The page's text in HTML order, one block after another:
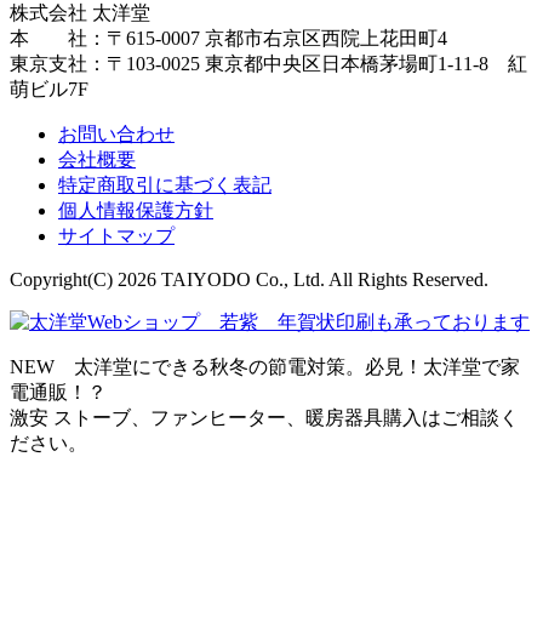
株式会社 太洋堂
本 社：〒615-0007 京都市右京区西院上花田町4
東京支社：〒103-0025 東京都中央区日本橋茅場町1-11-8 紅
萌ビル7F
お問い合わせ
会社概要
特定商取引に基づく表記
個人情報保護方針
サイトマップ
Copyright(C) 2026 TAIYODO Co., Ltd. All Rights Reserved.
NEW 太洋堂にできる秋冬の節電対策。必見！太洋堂で家
電通販！？
激安 ストーブ、ファンヒーター、暖房器具購入はご相談く
ださい。